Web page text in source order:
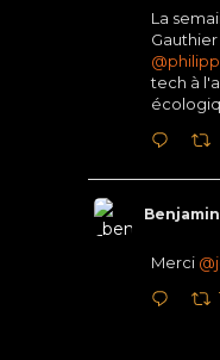
La
tech à
Merci